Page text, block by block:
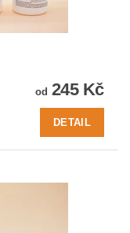
od 245 Kč
DETAIL